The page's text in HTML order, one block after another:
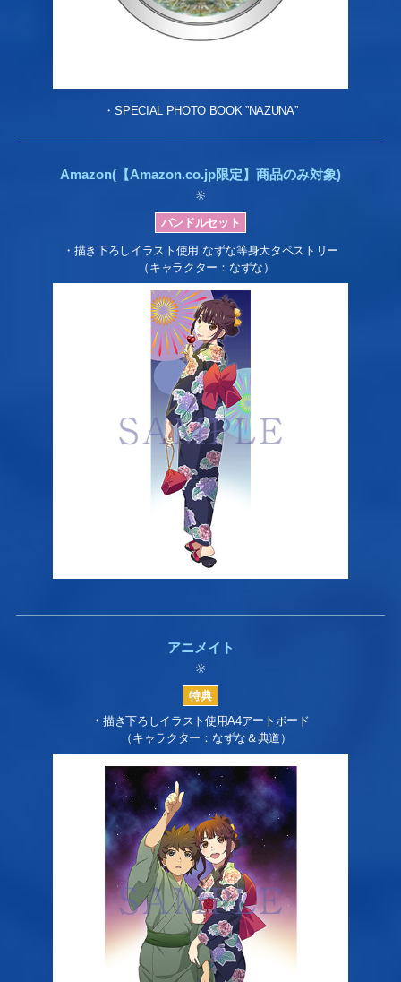
・SPECIAL PHOTO BOOK ”NAZUNA”
Amazon(【Amazon.co.jp限定】商品のみ対象)
・描き下ろしイラスト使用 なずな等身大タペストリー
（キャラクター：なずな）
アニメイト
・描き下ろしイラスト使用A4アートボード
（キャラクター：なずな＆典道）